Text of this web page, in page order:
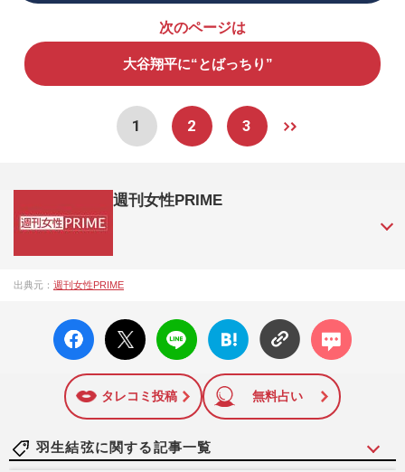
次のページは
大谷翔平に“とばっちり”
1 2 3
週刊女性PRIME
成27年）1月に開設された主婦と生活社が運営する日本のニュ
陣の執筆記事を配信するほか、女性週刊誌『週刊女性』の誌
面に掲載された記事から、インターネット利用者層にとって
特に関心の高い題材の記事を、WEB向けにリライトして配信
しています！
出典元： 週刊女性PRIME
facebo
ok い
X ポス
ト
LINE
はてな
ブック
に追加
コメン
ト
タレコミ投稿 無料占い
羽生結弦に関する記事一覧